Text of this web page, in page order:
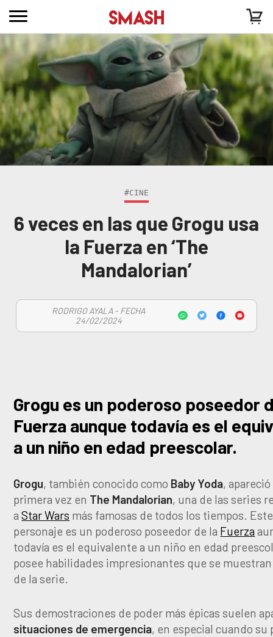
#CINE
6 veces en las que Grogu usa
la Fuerza en ‘The
Mandalorian’
RODRIGO AYALA - FECHA
24/02/2024
Grogu es un poderoso poseedor
Fuerza aunque todavía es el
a un niño en edad preescolar.
Grogu, también conocido como Baby Yoda,
primera vez en The Mandalorian, una de las series
aStar Wars más famosas de todos los tiempos.
personaje es un poderoso poseedor de la Fuerza
todavía es el equivalente a un niño en edad
posee habilidades impresionantes que se muestran
de la serie.
Sus demostraciones de poder más épicas suelen
situaciones de emergencia, en especial cuando